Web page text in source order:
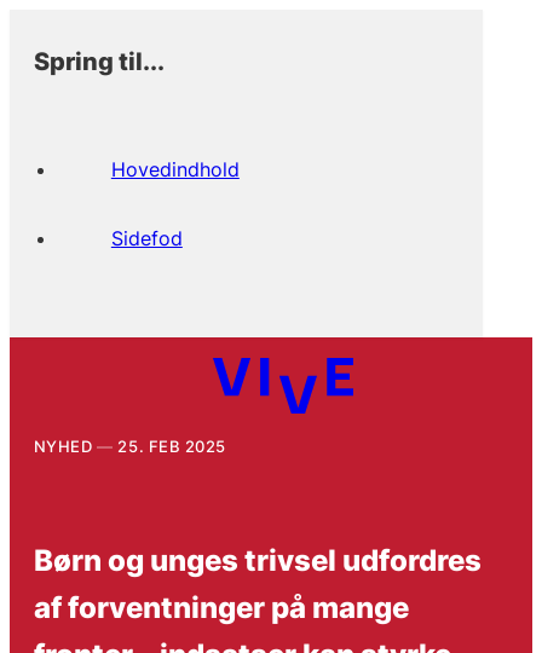
Spring til...
Hovedindhold
Sidefod
NYHED 25. FEB 2025
Børn og unges trivsel udfordres
af forventninger på mange